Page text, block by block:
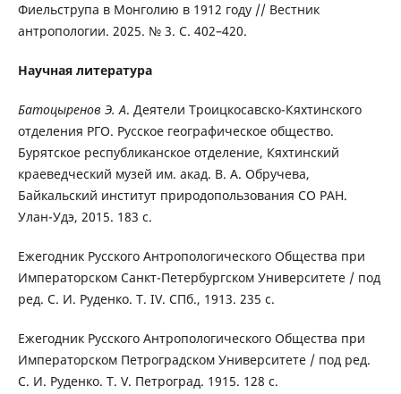
Фиельструпа в Монголию в 1912 году // Вестник
антропологии. 2025. № 3. С. 402–420.
Научная литература
Батоцыренов Э. А. Деятели Троицкосавско-Кяхтинского
отделения РГО. Русское географическое общество.
Бурятское республиканское отделение, Кяхтинский
краеведческий музей им. акад. В. А. Обручева,
Байкальский институт природопользования СО РАН.
Улан-Удэ, 2015. 183 с.
Ежегодник Русского Антропологического Общества при
Императорском Санкт-Петербургском Университете / под
ред. С. И. Руденко. Т. IV. СПб., 1913. 235 с.
Ежегодник Русского Антропологического Общества при
Императорском Петроградском Университете / под ред.
С. И. Руденко. Т. V. Петроград. 1915. 128 с.